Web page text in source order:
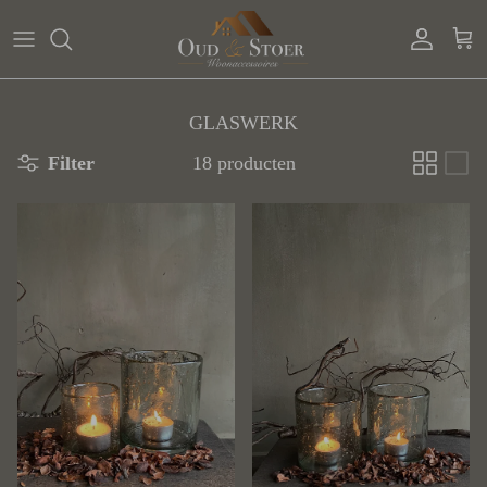
Account
GLASWERK
Filter
18 producten